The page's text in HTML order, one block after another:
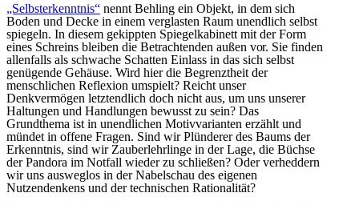
„Selbsterkenntnis“ nennt Behling ein Objekt, in dem sich
Boden und Decke in einem verglasten Raum unendlich selbst
spiegeln. In diesem gekippten Spiegelkabinett mit der Form
eines Schreins bleiben die Betrachtenden außen vor. Sie finden
allenfalls als schwache Schatten Einlass in das sich selbst
genügende Gehäuse. Wird hier die Begrenztheit der
menschlichen Reflexion umspielt? Reicht unser
Denkvermögen letztendlich doch nicht aus, um uns unserer
Haltungen und Handlungen bewusst zu sein? Das
Grundthema ist in unendlichen Motivvarianten erzählt und
mündet in offene Fragen. Sind wir Plünderer des Baums der
Erkenntnis, sind wir Zauberlehrlinge in der Lage, die Büchse
der Pandora im Notfall wieder zu schließen? Oder verheddern
wir uns ausweglos in der Nabelschau des eigenen
Nutzendenkens und der technischen Rationalität?